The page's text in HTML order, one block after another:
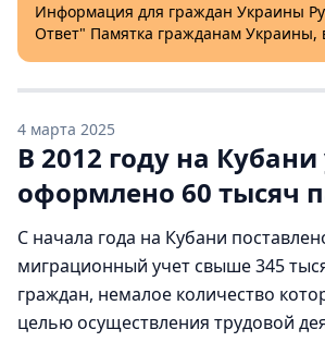
Информация для граждан Украины
Ответ" Памятка гражданам
4 марта 2025
В 2012 году на
оформлено 60 тысяч
С начала года на Кубани
миграционный учет свыше 345
граждан, немалое количество
целью осуществления трудовой